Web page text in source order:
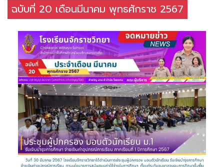
ฉบับที่ 20 เดือนมีนาคม พุทธศักราช 2567